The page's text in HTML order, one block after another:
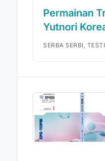
Permainan
Yutnori
SERBA SERBI,